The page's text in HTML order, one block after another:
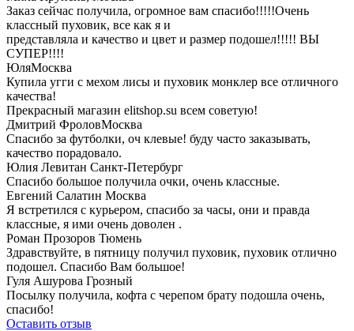
Заказ сейчас получила, огромное вам спасибо!!!!!Очень
классный пуховик, все как я и
представляла и качество и цвет и размер подошел!!!!! ВЫ
СУПЕР!!!!
ЮляМосква
Купила угги с мехом лисы и пуховик монклер все отличного
качества!
Прекрасный магазин elitshop.su всем советую!
Дмитрий ФроловМосква
Спасибо за футболки, оч клевые! буду часто заказывать,
качество порадовало.
Юлия Левитан Санкт-Петербург
Спасибо большое получила очки, очень классные.
Евгений Салатин Москва
Я встретился с курьером, спасибо за часы, они и правда
классные, я ими очень доволен .
Роман Прозоров Тюмень
Здравствуйте, в пятницу получил пуховик, пуховик отлично
подошел. Спасибо Вам большое!
Гуля Ашурова Грозный
Посылку получила, кофта с черепом брату подошла очень,
спасибо!
Оставить отзыв